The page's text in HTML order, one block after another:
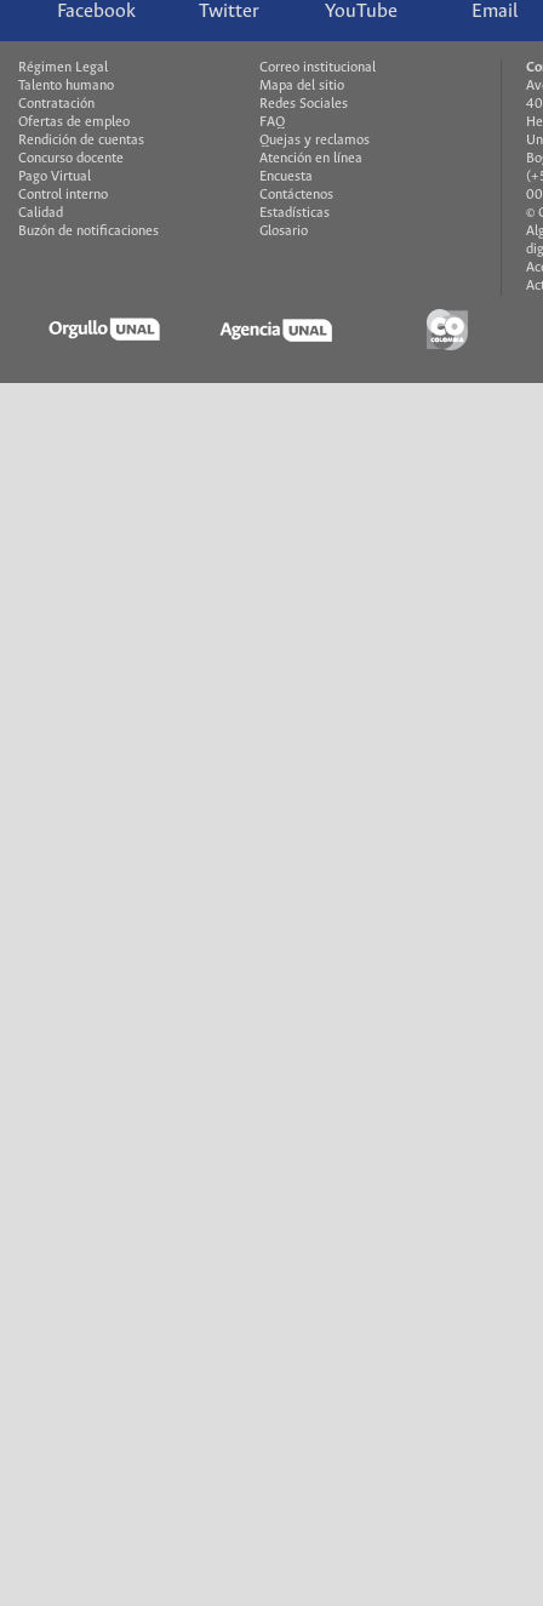
Facebook Twitter YouTube Email
Régimen Legal
Talento humano
Contratación
Ofertas de empleo
Rendición de cuentas
Concurso docente
Pago Virtual
Control interno
Calidad
Buzón de notificaciones
Correo institucional
Mapa del sitio
Redes Sociales
FAQ
Quejas y reclamos
Atención en línea
Encuesta
Contáctenos
Estadísticas
Glosario
©